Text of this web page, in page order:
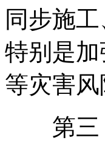
同步施
特别是
等灾害
第三